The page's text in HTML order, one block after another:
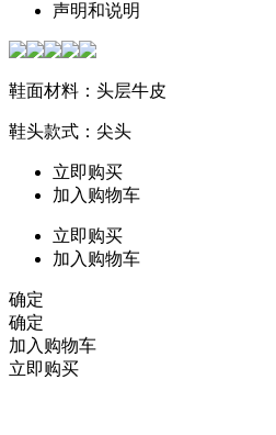
声明和说明
鞋面材料：头层牛皮
鞋头款式：尖头
立即购买
加入购物车
立即购买
加入购物车
确定
确定
加入购物车
立即购买